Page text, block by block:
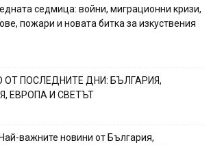
седмица: войни, миграционни кризи,
пожари и новата битка за изкуствения
ПОСЛЕДНИТЕ ДНИ: БЪЛГАРИЯ,
ЕВРОПА И СВЕТЪТ
важните новини от България,